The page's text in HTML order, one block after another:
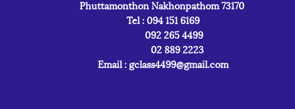
Phuttamonthon Nakhonpathom 73170
Tel : 094 151 6169
092 265 4499
02 889 2223
Email : gclass4499@gmail.com